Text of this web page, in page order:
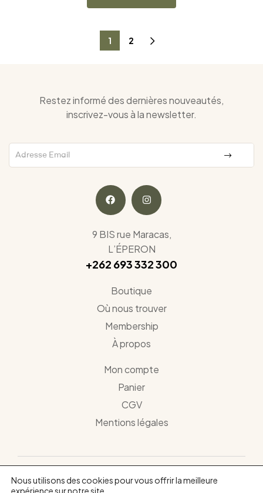
1 2
Restez informé des dernières nouveautés,
inscrivez-vous à la newsletter.
9 BIS rue Maracas,
L’ÉPERON
+262 693 332 300
Boutique
Où nous trouver
Membership
À propos
Mon compte
Panier
CGV
Mentions légales
Copyright © 2024Crowdaa. Tous droits réservés.
Nous utilisons des cookies pour vous offrir la meilleure
expérience sur notre site.